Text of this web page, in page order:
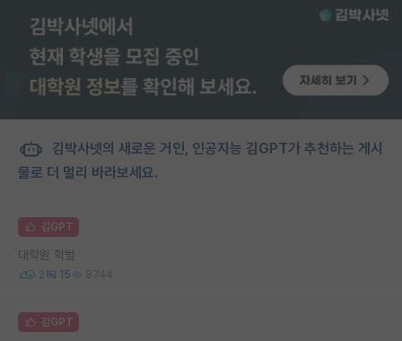
김박사넷의 새로운 거인, 인공지능 김GPT가 추천하는 게시
물로 더 멀리 바라보세요.
김GPT
대학원 학벌
2 15 8744
김GPT